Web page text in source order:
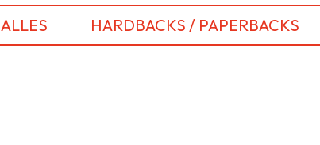
ALLES HARDBACKS / PAPERBACKS